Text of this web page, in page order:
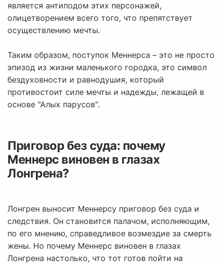
является антиподом этих персонажей,
олицетворением всего того, что препятствует
осуществлению мечты.
Таким образом, поступок Меннерса – это не просто
эпизод из жизни маленького городка, это символ
бездуховности и равнодушия, который
противостоит силе мечты и надежды, лежащей в
основе "Алых парусов".
Приговор без суда: почему
Меннерс виновен в глазах
Лонгрена?
Лонгрен выносит Меннерсу приговор без суда и
следствия. Он становится палачом, исполняющим,
по его мнению, справедливое возмездие за смерть
жены. Но почему Меннерс виновен в глазах
Лонгрена настолько, что тот готов пойти на